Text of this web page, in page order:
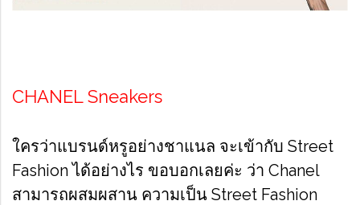
CHANEL Sneakers
ใครว่าแบรนด์หรูอย่างชาแนล จะเข้ากับ Street
Fashion ได้อย่างไร ขอบอกเลยค่ะ ว่า Chanel
สามารถผสมผสาน ความเป็น Street Fashion